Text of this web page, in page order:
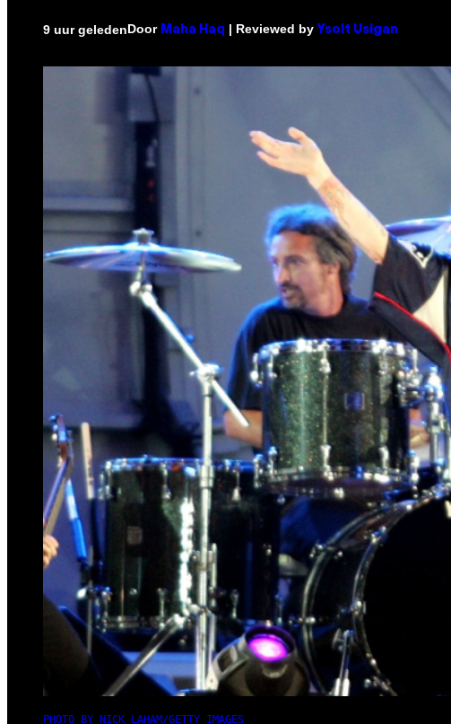
9 uur geledenDoor Maha Haq | Reviewed by Ysolt Usigan
PHOTO BY NICK LAHAM/GETTY IMAGES